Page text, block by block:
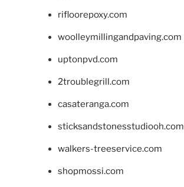
rifloorepoxy.com
woolleymillingandpaving.com
uptonpvd.com
2troublegrill.com
casateranga.com
sticksandstonesstudiooh.com
walkers-treeservice.com
shopmossi.com